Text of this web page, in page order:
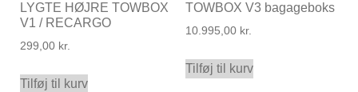
LYGTE HØJRE TOWBOX
V1 / RECARGO
299,00 kr.
Tilføj til kurv
TOWBOX V3 bagageboks
10.995,00 kr.
Tilføj til kurv